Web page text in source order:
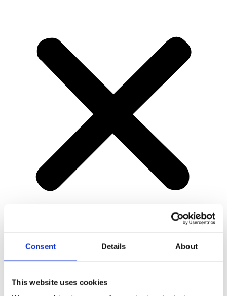
Consent Details About
This website uses cookies
Superpolish